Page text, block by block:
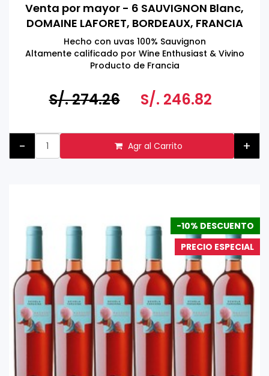
Venta por mayor - 6 SAUVIGNON Blanc,
DOMAINE LAFORET, BORDEAUX, FRANCIA
750 ML
Hecho con uvas 100% Sauvignon
Altamente calificado por Wine Enthusiast & Vivino
Producto de Francia
Prohibida su venta a menores de 18 años
S/. 274.26 S/. 246.82
- Agr al Carrito +
-10% DESCUENTO
PRECIO ESPECIAL